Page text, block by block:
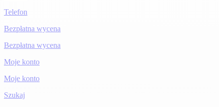
Telefon
Bezpłatna wycena
Bezpłatna wycena
Moje konto
Moje konto
Szukaj